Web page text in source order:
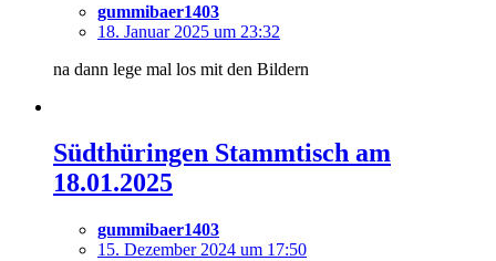
gummibaer1403
18. Januar 2025 um 23:32
na dann lege mal los mit den Bildern
Südthüringen Stammtisch am
18.01.2025
gummibaer1403
15. Dezember 2024 um 17:50